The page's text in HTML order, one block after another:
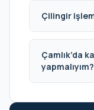
Çilingir
Çamlık’da
yapmalıyım?